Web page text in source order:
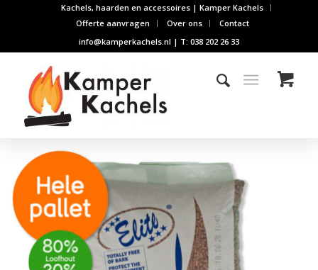
Kachels, haarden en accessoires | Kamper Kachels
Offerte aanvragen
Over ons
Contact
info@kamperkachels.nl | T: 038 202 26 33